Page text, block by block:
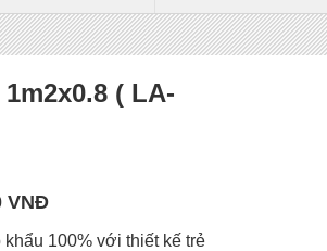
( LA-
VNĐ
100% với thiết kế trẻ